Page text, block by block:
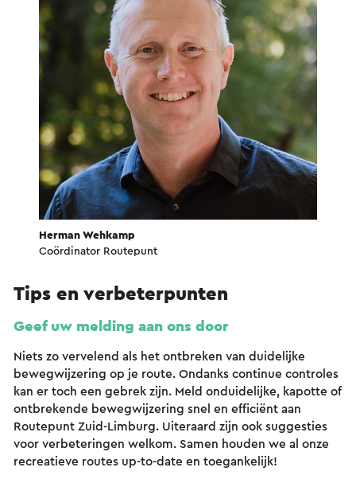
Herman Wehkamp
Coördinator Routepunt
Tips en verbeterpunten
Geef uw melding aan ons door
Niets zo vervelend als het ontbreken van duidelijke
bewegwijzering op je route. Ondanks continue controles
kan er toch een gebrek zijn. Meld onduidelijke, kapotte of
ontbrekende bewegwijzering snel en efficiënt aan
Routepunt Zuid-Limburg. Uiteraard zijn ook suggesties
voor verbeteringen welkom. Samen houden we al onze
recreatieve routes up-to-date en toegankelijk!